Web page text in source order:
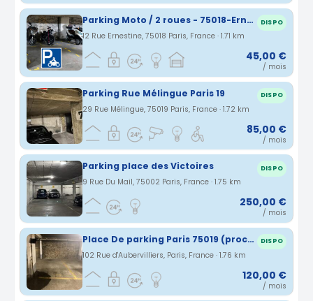
Parking Moto / 2 roues - 75018-Ernestine - POINT D'ANCRAGE DISPO
12 Rue Ernestine, 75018 Paris, France · 1.71 km
45,00 €
/ mois
Parking Rue Mélingue Paris 19 DISPO
29 Rue Mélingue, 75019 Paris, France · 1.72 km
85,00 €
/ mois
Parking place des Victoires DISPO
9 Rue Du Mail, 75002 Paris, France · 1.75 km
250,00 €
/ mois
Place De parking Paris 75019 (proche Gare du Nord) DISPO
102 Rue d'Aubervilliers, Paris, France · 1.76 km
120,00 €
/ mois